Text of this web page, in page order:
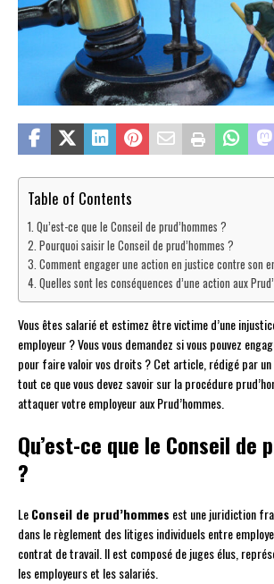
Table of Contents
Qu’est-ce que le Conseil de prud’hommes ?
Pourquoi saisir le Conseil de prud’hommes ?
Comment engager une action en justice contre son
Quelles sont les conséquences d’une action aux
Vous êtes salarié et estimez être victime d’une
employeur ? Vous vous demandez si vous pouvez
pour faire valoir vos droits ? Cet article, rédigé par un
tout ce que vous devez savoir sur la procédure
attaquer votre employeur aux Prud’hommes.
Qu’est-ce que le Conseil de
?
LeConseil de prud’hommes est une juridiction
dans le règlement des litiges individuels entre
contrat de travail. Il est composé de juges élus,
les employeurs et les salariés.